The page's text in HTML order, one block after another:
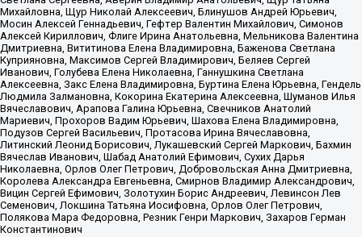
Михайловна, Щур Николай Алексеевич, Блинушов Андрей Юрьевич,
Мосин Алексей Геннадьевич, Гефтер Валентин Михайлович, Симонов
Алексей Кириллович, Флиге Ирина Анатольевна, Мельникова Валентина
Дмитриевна, Вититинова Елена Владимировна, Баженова Светлана
Куприяновна, Максимов Сергей Владимирович, Беляев Сергей
Иванович, Голубева Елена Николаевна, Ганнушкина Светлана
Алексеевна, Закс Елена Владимировна, Буртина Елена Юрьевна, Гендель
Людмила Залмановна, Кокорина Екатерина Алексеевна, Шуманов Илья
Вячеславович, Арапова Галина Юрьевна, Свечников Анатолий
Мариевич, Прохоров Вадим Юрьевич, Шахова Елена Владимировна,
Подузов Сергей Васильевич, Протасова Ирина Вячеславовна,
Литинский Леонид Борисович, Лукашевский Сергей Маркович, Бахмин
Вячеслав Иванович, Шабад Анатолий Ефимович, Сухих Дарья
Николаевна, Орлов Олег Петрович, Добровольская Анна Дмитриевна,
Королева Александра Евгеньевна, Смирнов Владимир Александрович,
Вицин Сергей Ефимович, Золотухин Борис Андреевич, Левинсон Лев
Семенович, Локшина Татьяна Иосифовна, Орлов Олег Петрович,
Полякова Мара Федоровна, Резник Генри Маркович, Захаров Герман
Константинович